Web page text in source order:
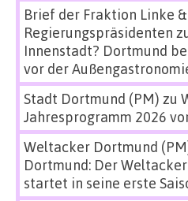
Brief der Fraktion Linke
Regierungspräsidenten
Innenstadt? Dortmund
vor der
Stadt Dortmund (PM) zu
Jahresprogramm 2026
Weltacker Dortmund
Dortmund: Der
startet in seine erste